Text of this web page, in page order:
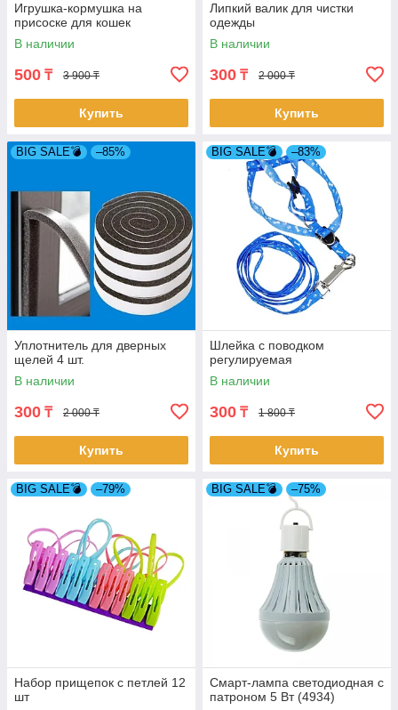
Игрушка-кормушка на
присоске для кошек
В наличии
500 ₸ 3 900 ₸
Купить
Липкий валик для чистки
одежды
В наличии
300 ₸ 2 000 ₸
Купить
BIG SALE💣 –85%
Уплотнитель для дверных
щелей 4 шт.
В наличии
300 ₸ 2 000 ₸
Купить
BIG SALE💣 –83%
Шлейка с поводком
регулируемая
В наличии
300 ₸ 1 800 ₸
Купить
BIG SALE💣 –79%
Набор прищепок с петлей 12
шт
BIG SALE💣 –75%
Смарт-лампа светодиодная с
патроном 5 Вт (4934)